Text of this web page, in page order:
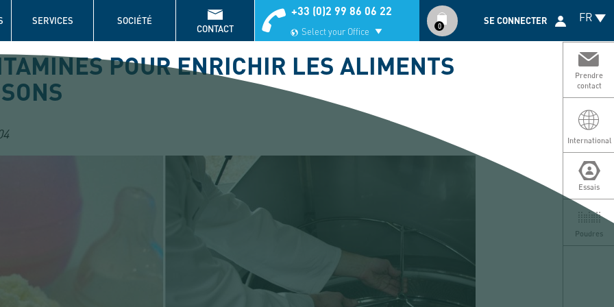
FR
SERVICES SOCIÉTÉ
CONTACT
+33 (0)2 99 86 06 22
Select your Office 0
utilisateur
SE CONNECTER
Prendre
contact
International
Essais
Poudres
POUR ENRICHIR LES ALIMENTS